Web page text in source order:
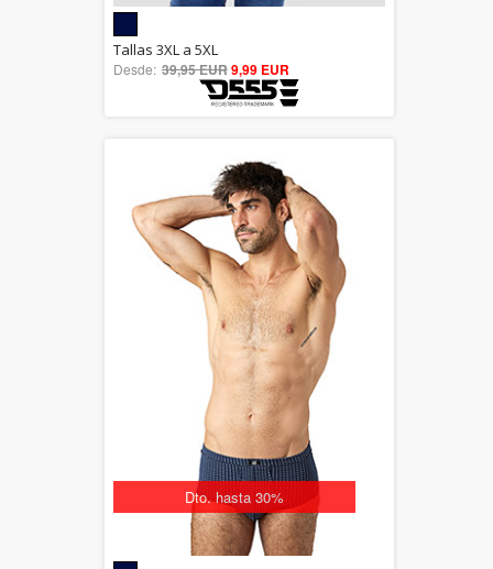
5.00
out of 5
Tallas 3XL a 5XL
Desde: 39,95 EUR9,99 EUR
Dto. hasta 30%